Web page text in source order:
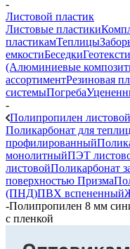
-
Листовой пластик
Листовые пластики
пластикамТеплицы
емкостиБеседки
(Алюминиевые
ассортиментРезиновая
системыПогреба
-
Полипропилен листовой
Поликарбонат для теплиц
профилированный
монолитныйПЭТ
листовойПоликарбонат
поверхностью Призма
(ПНД)ПВХ вспененный
-Полипропилен 8 мм
с пленкой